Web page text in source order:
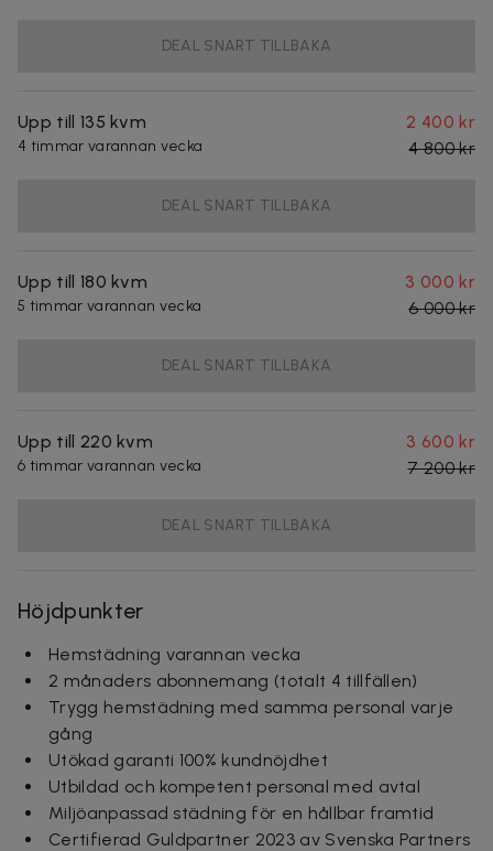
DEAL SNART TILLBAKA
Upp till 135 kvm
4 timmar varannan vecka
2 400 kr
4 800 kr
DEAL SNART TILLBAKA
Upp till 180 kvm
5 timmar varannan vecka
3 000 kr
6 000 kr
DEAL SNART TILLBAKA
Upp till 220 kvm
6 timmar varannan vecka
3 600 kr
7 200 kr
DEAL SNART TILLBAKA
Höjdpunkter
Hemstädning varannan vecka
2 månaders abonnemang (totalt 4 tillfällen)
Trygg hemstädning med samma personal varje
gång
Utökad garanti 100% kundnöjdhet
Utbildad och kompetent personal med avtal
Miljöanpassad städning för en hållbar framtid
Certifierad Guldpartner 2023 av Svenska Partners